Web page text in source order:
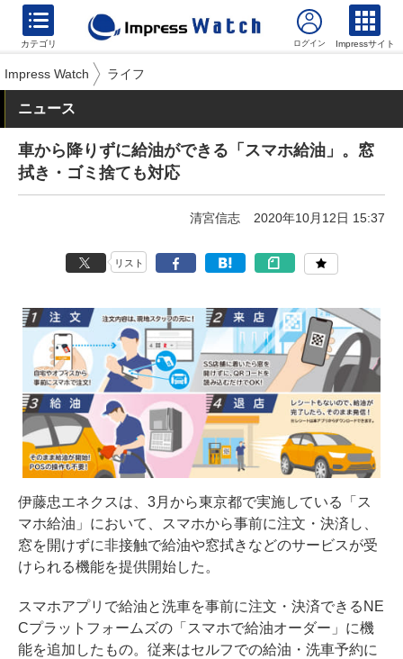
カテゴリ Impressサイト
Impress Watch ライフ
ニュース
車から降りずに給油ができる「スマホ給油」。窓
拭き・ゴミ捨ても対応
清宮信志 2020年10月12日 15:37
リスト
伊藤忠エネクスは、3月から東京都で実施している「ス
マホ給油」において、スマホから事前に注文・決済し、
窓を開けずに非接触で給油や窓拭きなどのサービスが受
けられる機能を提供開始した。
スマホアプリで給油と洗車を事前に注文・決済できるNE
Cプラットフォームズの「スマホで給油オーダー」に機
能を追加したもの。従来はセルフでの給油・洗車予約に